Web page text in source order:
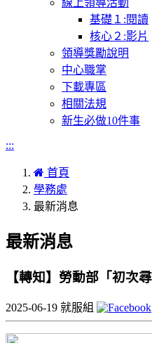
基礎１:閱讀
核心２:影片
領導獎勵說明
中心職掌
下載專區
相關法規
新生必做10件事
:::
首頁
學務處
最新消息
最新消息
【轉知】勞動部「初次
2025-06-19 就服組